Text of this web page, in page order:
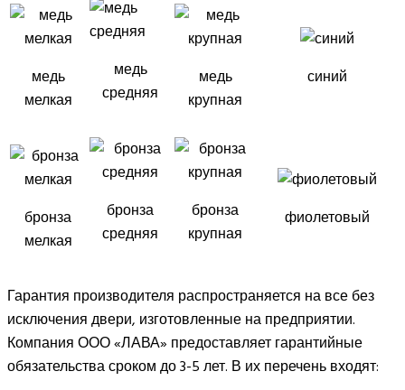
медь
мелкая
медь
средняя
медь
крупная
синий
бронза
мелкая
бронза
средняя
бронза
крупная
фиолетовый
Гарантия производителя распространяется на все без
исключения двери, изготовленные на предприятии.
Компания ООО «ЛАВА» предоставляет гарантийные
обязательства сроком до 3-5 лет. В их перечень входят: